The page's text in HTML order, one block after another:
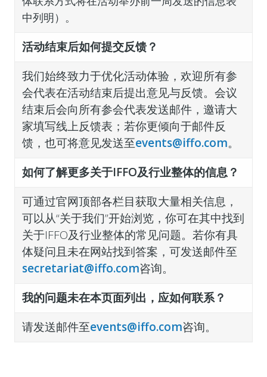
中列明）。
活动结束后如何提交反馈？
我们始终致力于优化活动体验，欢迎所有参
会代表在活动结束后提出意见与反馈。会议
结束后会向所有参会代表发送邮件，邀请大
家填写线上反馈表；若你更倾向于邮件反
馈，也可将意见发送至events@iffo.com。
如何了解更多关于IFFO及行业整体的信息？
可通过官网顶部各栏目获取大量相关信息，
可以从“关于我们”开始浏览，你可在其中找到
关于IFFO及行业整体的常见问题。若你有具
体疑问且未在网站找到答案，可发送邮件至
secretariat@iffo.com咨询。
我的问题未在本页面列出，应如何联系？
请发送邮件至events@iffo.com咨询。